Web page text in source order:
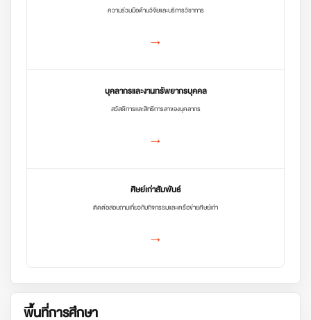
ความร่วมมือด้านวิจัยและบริการวิชาการ
→
บุคลากรและงานทรัพยากรบุคคล
สวัสดิการและสิทธิการลาของบุคลากร
→
ศิษย์เก่าสัมพันธ์
ติดต่อสอบถามเกี่ยวกับกิจกรรมและเครือข่ายศิษย์เก่า
→
พื้นที่การศึกษา